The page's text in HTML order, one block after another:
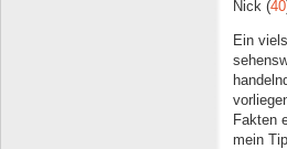
Nick (40
Ein
Fakten
mein